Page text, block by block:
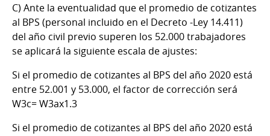
C) Ante la eventualidad que el promedio de cotizantes
al BPS (personal incluido en el Decreto -Ley 14.411)
del año civil previo superen los 52.000 trabajadores
se aplicará la siguiente escala de ajustes:
Si el promedio de cotizantes al BPS del año 2020 está
entre 52.001 y 53.000, el factor de corrección será
W3c= W3ax1.3
Si el promedio de cotizantes al BPS del año 2020 está